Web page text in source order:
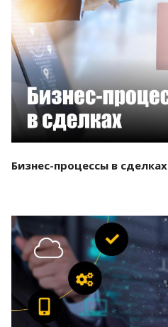
Бизнес-процессы в сделках